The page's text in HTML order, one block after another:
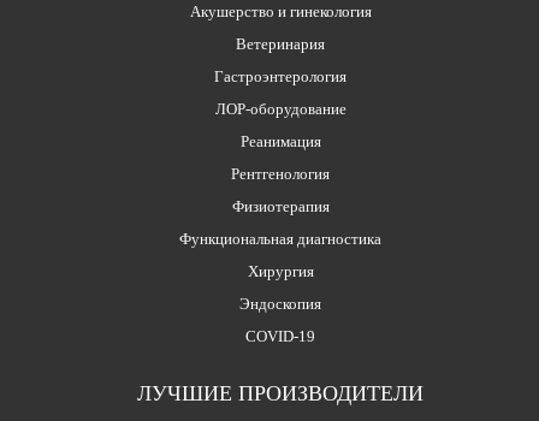
Акушерство и гинекология
Ветеринария
Гастроэнтерология
ЛОР-оборудование
Реанимация
Рентгенология
Физиотерапия
Функциональная диагностика
Хирургия
Эндоскопия
COVID-19
ЛУЧШИЕ ПРОИЗВОДИТЕЛИ